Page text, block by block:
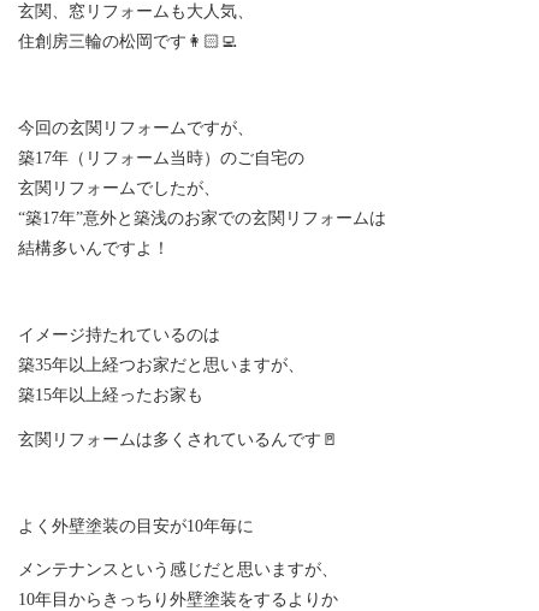
玄関、窓リフォームも大人気、
住創房三輪の松岡です👩🏻‍💻
今回の玄関リフォームですが、
築17年（リフォーム当時）のご自宅の
玄関リフォームでしたが、
“築17年”意外と築浅のお家での玄関リフォームは
結構多いんですよ！
イメージ持たれているのは
築35年以上経つお家だと思いますが、
築15年以上経ったお家も
玄関リフォームは多くされているんです🚪
よく外壁塗装の目安が10年毎に
メンテナンスという感じだと思いますが、
10年目からきっちり外壁塗装をするよりか